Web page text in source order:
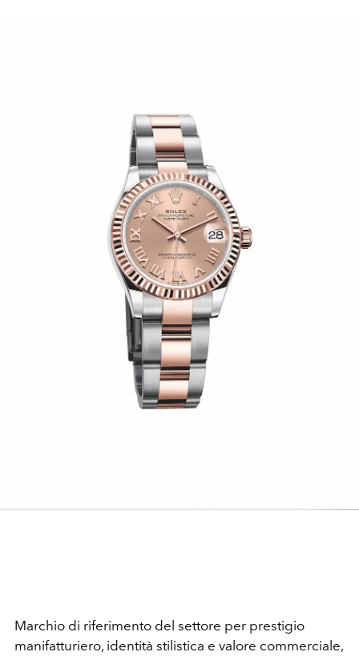
Marchio di riferimento del settore per prestigio
manifatturiero, identità stilistica e valore commerciale,